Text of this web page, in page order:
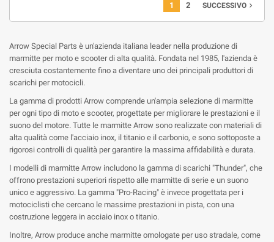
1 2 SUCCESSIVO navigate_next
Arrow Special Parts è un'azienda italiana leader nella produzione di
marmitte per moto e scooter di alta qualità. Fondata nel 1985, l'azienda è
cresciuta costantemente fino a diventare uno dei principali produttori di
scarichi per motocicli.
La gamma di prodotti Arrow comprende un'ampia selezione di marmitte
per ogni tipo di moto e scooter, progettate per migliorare le prestazioni e il
suono del motore. Tutte le marmitte Arrow sono realizzate con materiali di
alta qualità come l'acciaio inox, il titanio e il carbonio, e sono sottoposte a
rigorosi controlli di qualità per garantire la massima affidabilità e durata.
I modelli di marmitte Arrow includono la gamma di scarichi "Thunder", che
offrono prestazioni superiori rispetto alle marmitte di serie e un suono
unico e aggressivo. La gamma "Pro-Racing" è invece progettata per i
motociclisti che cercano le massime prestazioni in pista, con una
costruzione leggera in acciaio inox o titanio.
Inoltre, Arrow produce anche marmitte omologate per uso stradale, come